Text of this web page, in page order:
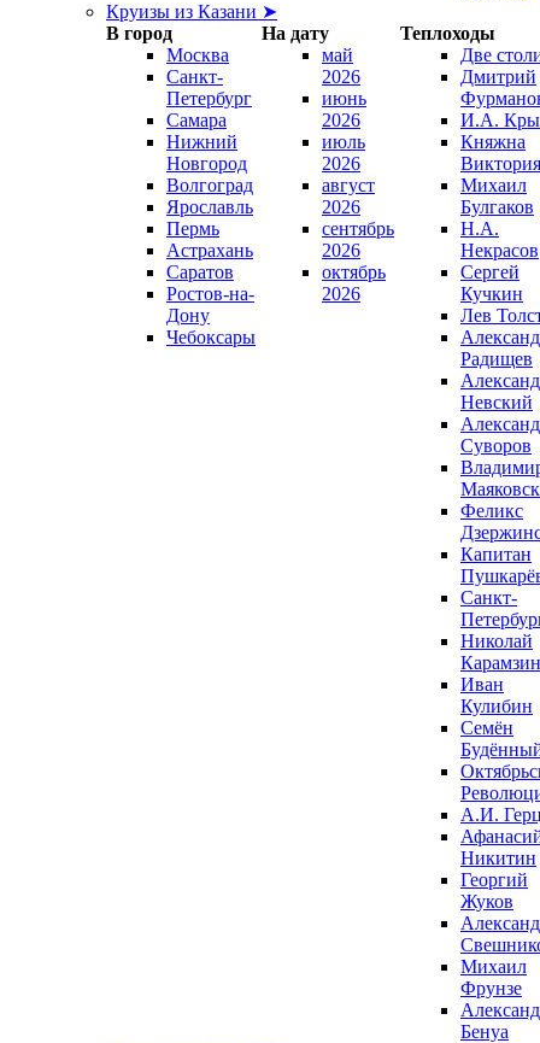
Круизы из Казани ➤
В город
На дату
Теплоходы
Москва
Санкт-
Петербург
Самара
Нижний
Новгород
Волгоград
Ярославль
Пермь
Астрахань
Саратов
Ростов-на-
Дону
Чебоксары
май
2026
июнь
2026
июль
2026
август
2026
сентябрь
2026
октябрь
2026
Две
Дмитрий
И.А.
Княжна
Виктория
Михаил
Булгаков
Н.А.
Некрасов
Сергей
Кучкин
Лев
Радищев
Невский
Суворов
Феликс
Капитан
Санкт-
Николай
Карамзин
Иван
Кулибин
Семён
А.И.
Никитин
Георгий
Жуков
Михаил
Фрунзе
Бенуа